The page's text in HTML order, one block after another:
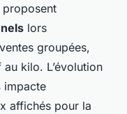
proposent
lors
groupées,
kilo. L’évolution
impacte
affichés pour la